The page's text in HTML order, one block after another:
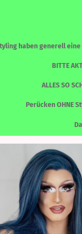
haben generell
BITTE
ALLES SO
Perücken OHNE
LACEFRONT PERÜCKEN